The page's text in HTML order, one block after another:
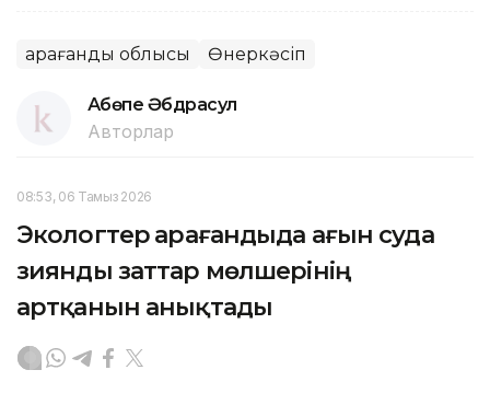
Қарағанды облысы Өнеркәсіп
Ақбөпе Әбдрасул
Авторлар
08:53, 06 Тамыз 2026
Экологтер Қарағандыда ағын суда
зиянды заттар мөлшерінің
артқанын анықтады